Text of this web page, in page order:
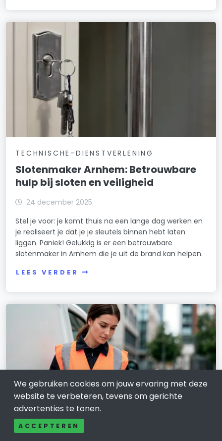
TECHNISCHE-DIENSTVERLENING
Slotenmaker Arnhem: Betrouwbare
hulp bij sloten en veiligheid
24 december 2025
Stel je voor: je komt thuis na een lange dag werken en
je realiseert je dat je je sleutels binnen hebt laten
liggen. Paniek! Gelukkig is er een betrouwbare
slotenmaker in Arnhem die je uit de brand kan helpen.
LEES VERDER
TRANSPORT EN LOGISTIEK
We gebruiken cookies om jouw ervaring met deze
website te verbeteren, tevens om gerichte
advertenties te tonen.
ACCEPTEREN